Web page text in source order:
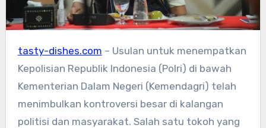
tasty-dishes.com – Usulan untuk menempatkan
Kepolisian Republik Indonesia (Polri) di bawah
Kementerian Dalam Negeri (Kemendagri) telah
menimbulkan kontroversi besar di kalangan
politisi dan masyarakat. Salah satu tokoh yang